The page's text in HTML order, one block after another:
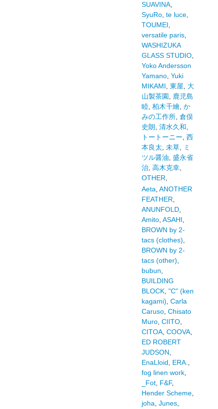
SUAVINA,
SyuRo, te luce,
TOUMEI
versatile paris,
WASHIZUKA
GLASS STUDIO,
Yoko Andersson
Yamano, Yuki
MIKAMI 東屋
大
山製茶園
鹿児島
睦, 柏木千繪, か
みの工作所, 倉俣
史朗 清水久和
トートーニー 西
本良太 未草,
ミ
ツル醤油 盛永省
治, 高木克幸,
OTHER
Aeta ANOTHER
FEATHER
ANUNFOLD,
Amito, ASAHI
BROWN by 2-
tacs (clothes)
BROWN by 2-
tacs (other)
bubun
BUILDING
BLOCK, "C" (ken
kagami) Carla
Caruso, Chisato
Muro, CIITO,
CITOA, COOVA,
ED ROBERT
JUDSON
EnaLloid
ERA.
fog linen work,
_Fot, F&F,
Hender Scheme,
joha Junes,